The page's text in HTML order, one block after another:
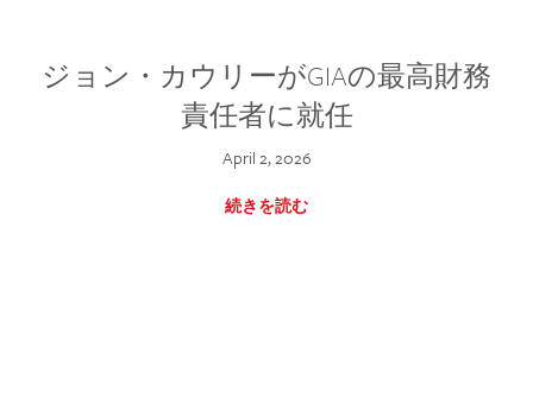
ジョン・カウリーがGIAの最高財務
責任者に就任
April 2, 2026
続きを読む